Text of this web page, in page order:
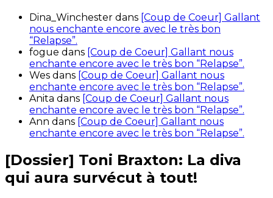
Dina_Winchester dans [Coup de Coeur] Gallant
nous enchante encore avec le très bon
“Relapse”.
fogue dans [Coup de Coeur] Gallant nous
enchante encore avec le très bon “Relapse”.
Wes dans [Coup de Coeur] Gallant nous
enchante encore avec le très bon “Relapse”.
Anita dans [Coup de Coeur] Gallant nous
enchante encore avec le très bon “Relapse”.
Ann dans [Coup de Coeur] Gallant nous
enchante encore avec le très bon “Relapse”.
[Dossier] Toni Braxton: La diva
qui aura survécut à tout!